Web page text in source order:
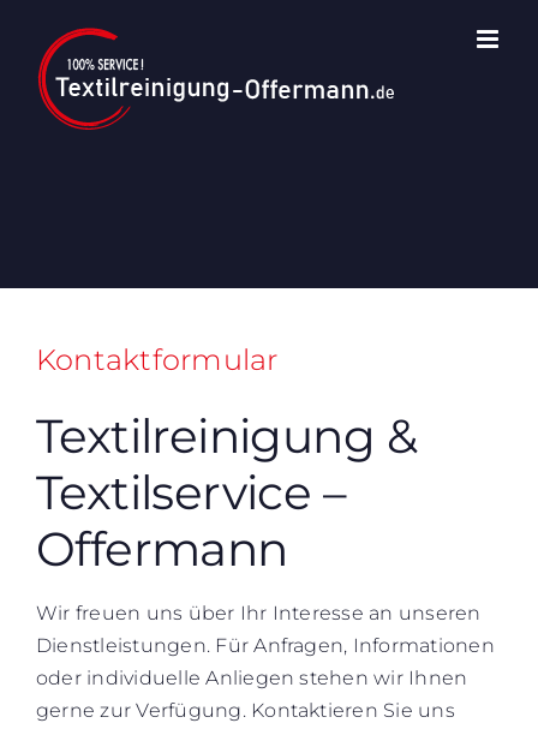
Inhalt
springen
Kontaktformular
Textilreinigung &
Textilservice –
Offermann
Wir freuen uns über Ihr Interesse an unseren
Dienstleistungen. Für Anfragen, Informationen
oder individuelle Anliegen stehen wir Ihnen
gerne zur Verfügung. Kontaktieren Sie uns